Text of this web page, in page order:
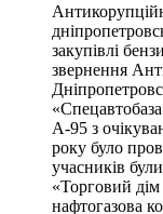
закупівлі
звернення
А-95 з
року було
учасників
«Торговий
нафтогазова